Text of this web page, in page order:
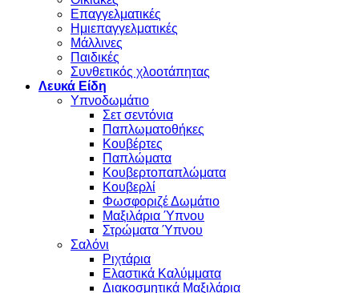
Επαγγελματικές
Ημιεπαγγελματικές
Μάλλινες
Παιδικές
Συνθετικός χλοοτάπητας
Λευκά Είδη
Υπνοδωμάτιο
Σετ σεντόνια
Παπλωματοθήκες
Κουβέρτες
Παπλώματα
Κουβερτοπαπλώματα
Κουβερλί
Φωσφοριζέ Δωμάτιο
Μαξιλάρια Ύπνου
Στρώματα Ύπνου
Σαλόνι
Ριχτάρια
Ελαστικά Καλύμματα
Διακοσμητικά Μαξιλάρια